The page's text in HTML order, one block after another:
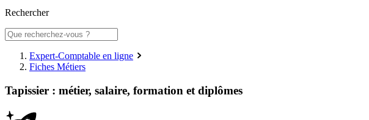
Rechercher
Expert-Comptable en ligne
Fiches Métiers
Tapissier : métier, salaire, formation et diplômes